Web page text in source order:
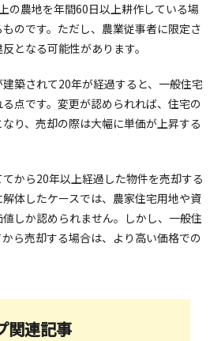
の農地を年間60日以上耕作している場
のです。ただし、農業従事者に限定さ
となる可能性があります。
築されて20年が経過すると、一般住宅
点です。変更が認められれば、住宅の
り、売却の際は大幅に単価が上昇する
から20年以上経過した物件を売却する
体したケースでは、農家住宅用地や資
しか認められません。しかし、一般住
ら売却する場合は、より高い価格での
関連記事